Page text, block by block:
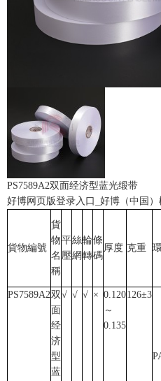
PS7589A2双面经济型蓝光缎带
好博网页版登录入口_好博（中国
貨物編號
貨
物
名
稱
平
壓
絲
網
輪
轉
條
碼
厚度 克重
PS7589A2双
面
经
济
型
蓝
√ √ √ × 0.120
～
0.135
126±3